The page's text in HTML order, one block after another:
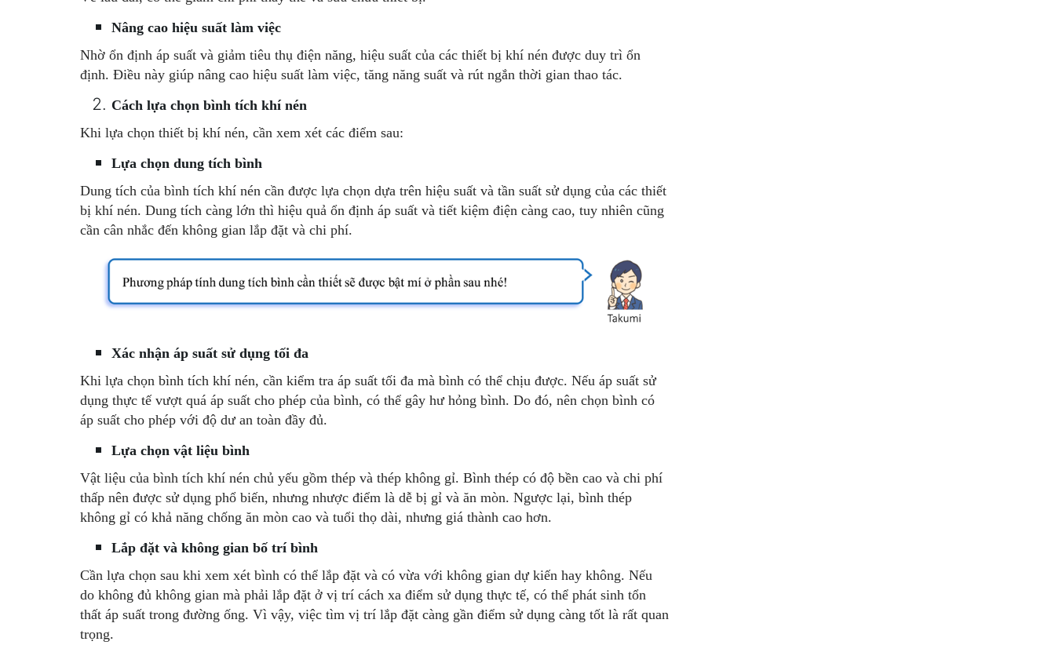
Nâng cao hiệu suất làm việc
Nhờ ổn định áp suất và giảm tiêu thụ điện năng, hiệu suất của các thiết bị khí nén được duy trì ổn
định. Điều này giúp nâng cao hiệu suất làm việc, tăng năng suất và rút ngắn thời gian thao tác.
Cách lựa chọn bình tích khí nén
Khi lựa chọn thiết bị khí nén, cần xem xét các điểm sau:
Lựa chọn dung tích bình
Dung tích của bình tích khí nén cần được lựa chọn dựa trên hiệu suất và tần suất sử dụng của các thiết
bị khí nén. Dung tích càng lớn thì hiệu quả ổn định áp suất và tiết kiệm điện càng cao, tuy nhiên cũng
cần cân nhắc đến không gian lắp đặt và chi phí.
Xác nhận áp suất sử dụng tối đa
Khi lựa chọn bình tích khí nén, cần kiểm tra áp suất tối đa mà bình có thể chịu được. Nếu áp suất sử
dụng thực tế vượt quá áp suất cho phép của bình, có thể gây hư hỏng bình. Do đó, nên chọn bình có
áp suất cho phép với độ dư an toàn đầy đủ.
Lựa chọn vật liệu bình
Vật liệu của bình tích khí nén chủ yếu gồm thép và thép không gỉ. Bình thép có độ bền cao và chi phí
thấp nên được sử dụng phổ biến, nhưng nhược điểm là dễ bị gỉ và ăn mòn. Ngược lại, bình thép
không gỉ có khả năng chống ăn mòn cao và tuổi thọ dài, nhưng giá thành cao hơn.
Lắp đặt và không gian bố trí bình
Cần lựa chọn sau khi xem xét bình có thể lắp đặt và có vừa với không gian dự kiến hay không. Nếu
do không đủ không gian mà phải lắp đặt ở vị trí cách xa điểm sử dụng thực tế, có thể phát sinh tổn
thất áp suất trong đường ống. Vì vậy, việc tìm vị trí lắp đặt càng gần điểm sử dụng càng tốt là rất quan
trọng.